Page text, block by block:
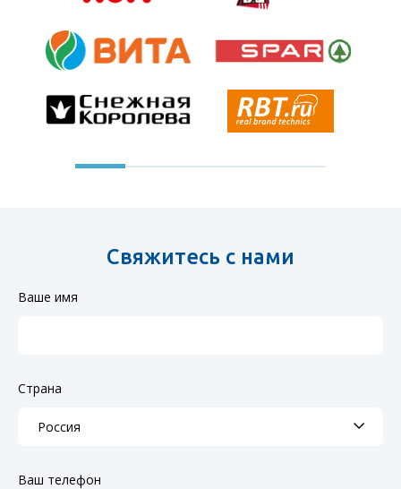
Свяжитесь с нами
Ваше имя
Страна
Ваш телефон